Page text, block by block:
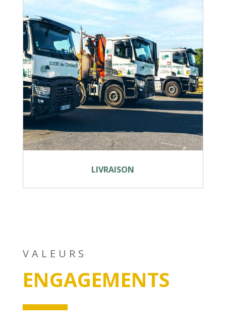
LIVRAISON
VALEURS
ENGAGEMENTS